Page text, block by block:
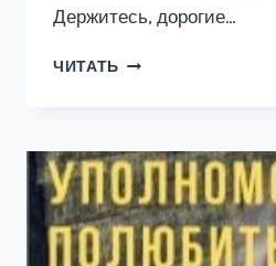
Держитесь, дорогие…
ЧИТАТЬ ТАВЕРНА